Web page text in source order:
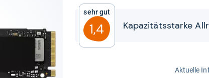
Sehr gut
1,4 Kapa­zi­täts­starke
Aktuelle